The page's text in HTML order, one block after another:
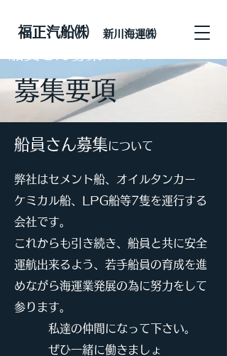
​福正汽船㈱ 新川海運㈱
​募集要項
船員さん募集について
​弊社はセメント船、オイルタンカー
ケミカル船、LPG船等7隻を運行する
会社です。
​これからも引き続き、船員と共に安全
運航出来るよう、若手船員の育成を進
めながら海運業発展の為に努力をして
参ります。
私達の仲間になって下さい。
ぜひ一緒に働きましょ